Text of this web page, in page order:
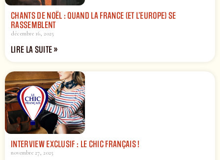
CHANTS DE NOËL : QUAND LA FRANCE (ET L’EUROPE) SE
RASSEMBLENT
décembre 16, 2025
LIRE LA SUITE »
INTERVIEW EXCLUSIF : LE CHIC FRANÇAIS !
novembre 27, 2025